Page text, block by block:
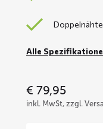
Alle
€ 79,95
inkl. MwSt, zzgl.